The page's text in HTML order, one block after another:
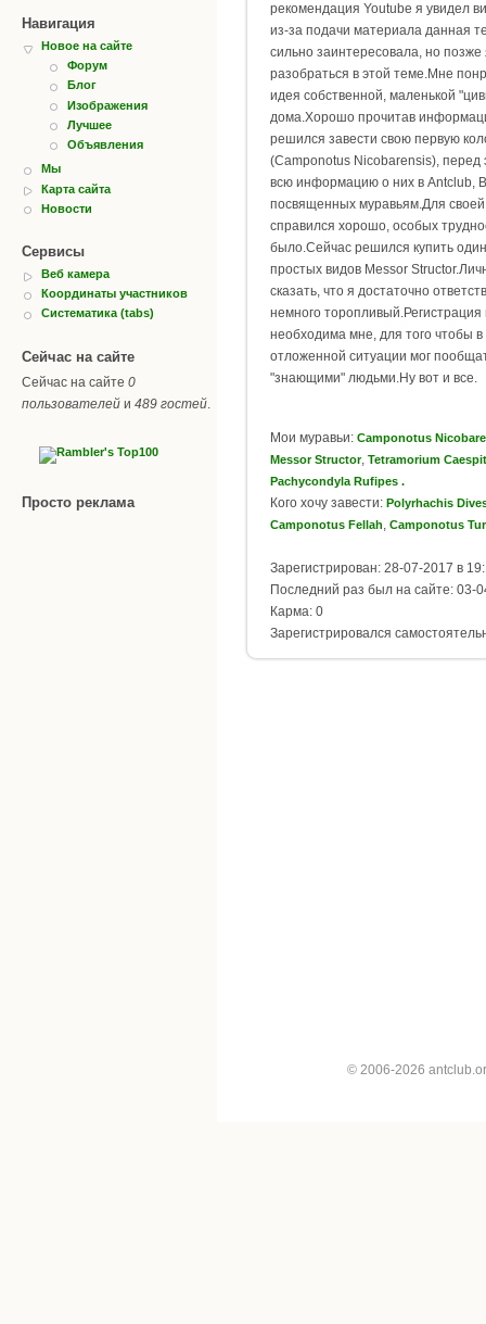
Навигация
Новое на сайте
Форум
Блог
Изображения
Лучшее
Объявления
Мы
Карта сайта
Новости
Сервисы
Веб камера
Координаты участников
Систематика (tabs)
Сейчас на сайте
Сейчас на сайте 0
пользователей и 489 гостей.
Просто реклама
рекомендация Youtube я увидел
из-за подачи материала данная
сильно заинтересовала, но
разобраться в этой теме.Мне
идея собственной, маленькой
дома.Хорошо прочитав
решился завести свою первую
(Camponotus Nicobarensis),
всю информацию о них в Antclub,
посвященных муравьям.Для
справился хорошо, особых
было.Сейчас решился купить
простых видов Messor
сказать, что я достаточно
немного торопливый.Регистрация
необходима мне, для того чтобы в
отложенной ситуации мог
"знающими" людьми.Ну вот и все.
Мои муравьи: Camponotus
Messor Structor, Tetramorium
Pachycondyla Rufipes .
Кого хочу завести: Polyrhachis
Camponotus Fellah Camponotus
Зарегистрирован: 28-07-2017 в
Последний раз был на сайте: 03-
Карма: 0
Зарегистрировался
© 2006-2026